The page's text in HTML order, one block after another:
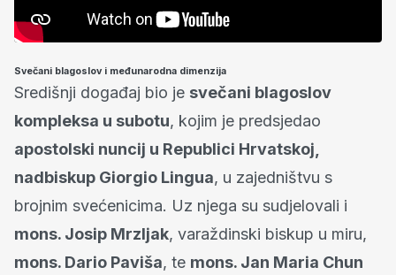
Svečani blagoslov i međunarodna dimenzija
Središnji događaj bio je svečani blagoslov
kompleksa u subotu, kojim je predsjedao
apostolski nuncij u Republici Hrvatskoj,
nadbiskup Giorgio Lingua, u zajedništvu s
brojnim svećenicima. Uz njega su sudjelovali i
mons. Josip Mrzljak, varaždinski biskup u miru,
mons. Dario Paviša, te mons. Jan Maria Chun